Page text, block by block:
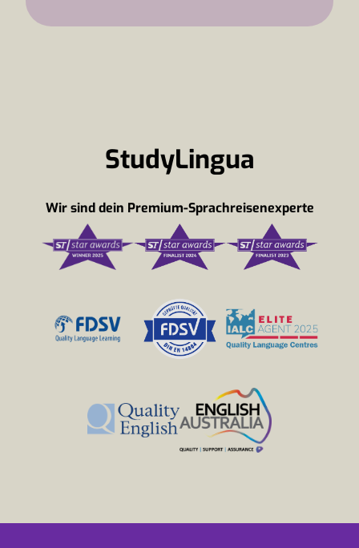
StudyLingua
Wir sind dein Premium-Sprachreisenexperte